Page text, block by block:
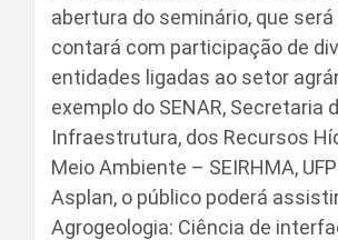
abertura do seminário, que será
contará com participação de
entidades ligadas ao setor
exemplo do SENAR, Secretaria
Infraestrutura, dos Recursos
Meio Ambiente – SEIRHMA,
Asplan, o público poderá
Agrogeologia: Ciência de